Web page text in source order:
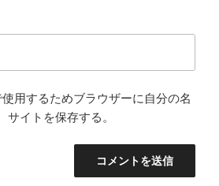
用するためブラウザーに自分の名
イトを保存する。